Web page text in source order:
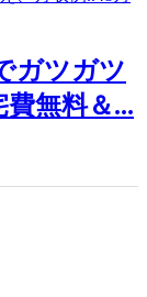
ガツガツ
無料＆...